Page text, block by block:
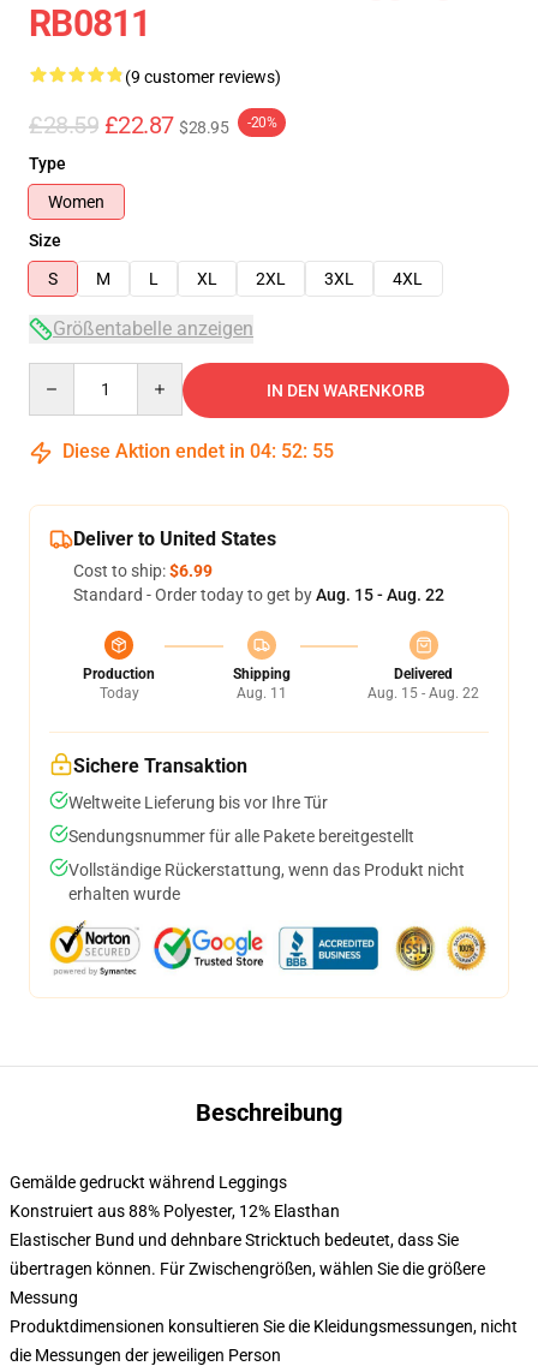
RB0811
(9 customer reviews)
£28.59 £22.87 $28.95 -20%
Type
Women
Size
S
M L XL 2XL 3XL 4XL
Größentabelle anzeigen
IN DEN WARENKORB
Diese Aktion endet in 04: 52: 54
Deliver to United States
Cost to ship:$6.99
Standard - Order today to get byAug. 15 - Aug. 22
Production
Today
Shipping
Aug. 11
Delivered
Aug. 15 - Aug. 22
Sichere Transaktion
Weltweite Lieferung bis vor Ihre Tür
Sendungsnummer für alle Pakete bereitgestellt
Vollständige Rückerstattung, wenn das Produkt nicht
erhalten wurde
Beschreibung
Gemälde gedruckt während Leggings
Konstruiert aus 88% Polyester, 12% Elasthan
Elastischer Bund und dehnbare Stricktuch bedeutet, dass Sie
übertragen können. Für Zwischengrößen, wählen Sie die größere
Messung
Produktdimensionen konsultieren Sie die Kleidungsmessungen, nicht
die Messungen der jeweiligen Person